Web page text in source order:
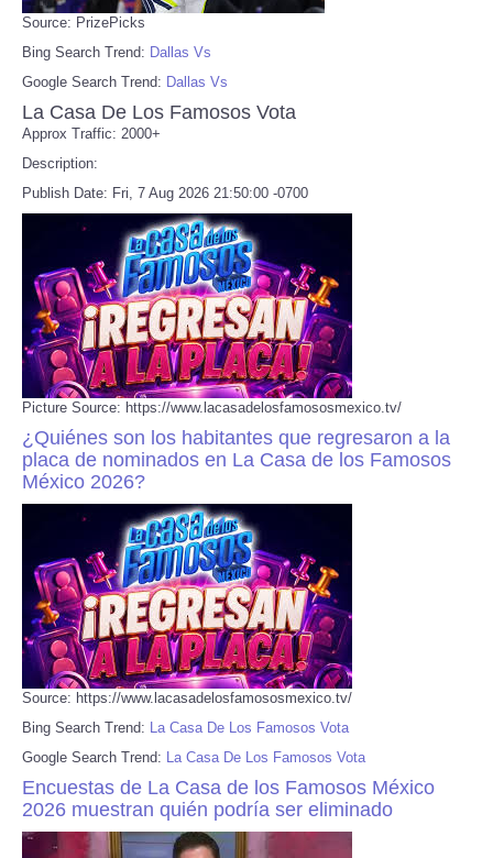
Source: PrizePicks
Bing Search Trend: Dallas Vs
Google Search Trend: Dallas Vs
La Casa De Los Famosos Vota
Approx Traffic: 2000+
Description:
Publish Date: Fri, 7 Aug 2026 21:50:00 -0700
Picture Source: https://www.lacasadelosfamososmexico.tv/
¿Quiénes son los habitantes que regresaron a la
placa de nominados en La Casa de los Famosos
México 2026?
Source: https://www.lacasadelosfamososmexico.tv/
Bing Search Trend: La Casa De Los Famosos Vota
Google Search Trend: La Casa De Los Famosos Vota
Encuestas de La Casa de los Famosos México
2026 muestran quién podría ser eliminado